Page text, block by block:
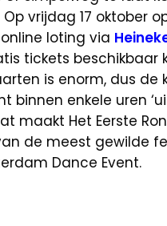
vrijdag 17 oktober
loting via
tickets beschikbaar
is enorm, dus de
binnen enkele uren
maakt Het Eerste
de meest gewilde
Dance Event.